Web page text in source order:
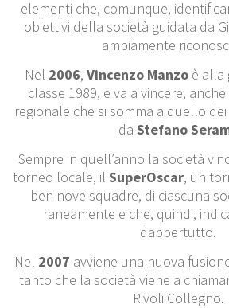
elementi che, comunque,
obiettivi della società guidata da
ampiamente
Nel 2006, Vincenzo Manzo è alla
classe 1989, e va a vin­cere,
regionale che si somma a quello
da Stefano
Sempre in quell’anno la società
torneo locale, il SuperOscar, un
ben nove squadre, di ciascuna
raneamente e che, quindi,
dappertutto.
Nel 2007 avviene una nuova
tanto che la società viene a
Rivoli Collegno.